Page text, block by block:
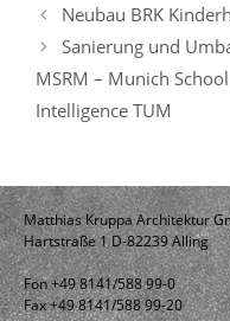
Neubau BRK
Sanierung und
MSRM – Munich
Intelligence TUM
Matthias Kruppa Architektur
Hartstraße 1 D-82239 Alling
Fon +49 8141/588 99-0
Fax +49 8141/588 99-20